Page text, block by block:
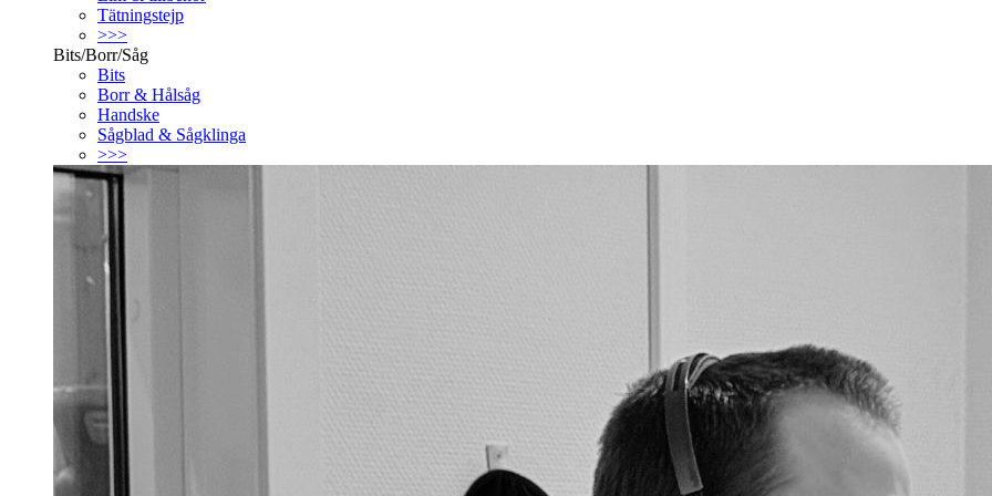
Tätningstejp
>>>
Bits/Borr/Såg
Bits
Borr & Hålsåg
Handske
Sågblad & Sågklinga
>>>